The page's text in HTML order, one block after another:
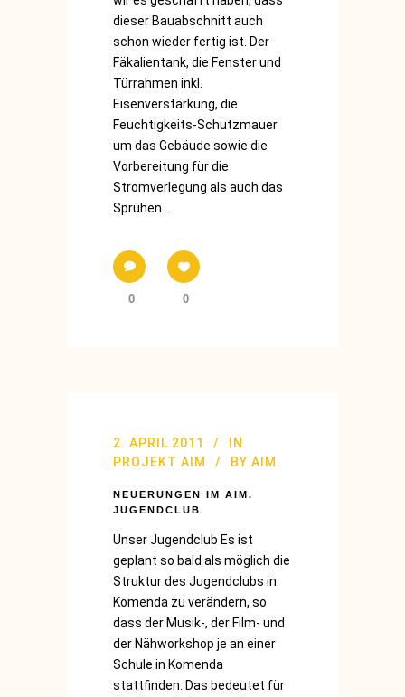
dieser Bauabschnitt auch
schon wieder fertig ist. Der
Fäkalientank, die Fenster und
Türrahmen inkl.
Eisenverstärkung, die
Feuchtigkeits-Schutzmauer
um das Gebäude sowie die
Vorbereitung für die
Stromverlegung als auch das
Sprühen...
0 0
2. APRIL 2011
IN
PROJEKT AIM
BY AIM.
NEUERUNGEN IM AIM.
JUGENDCLUB
Unser Jugendclub Es ist
geplant so bald als möglich die
Struktur des Jugendclubs in
Komenda zu verändern, so
dass der Musik-, der Film- und
der Nähworkshop je an einer
Schule in Komenda
stattfinden. Das bedeutet für